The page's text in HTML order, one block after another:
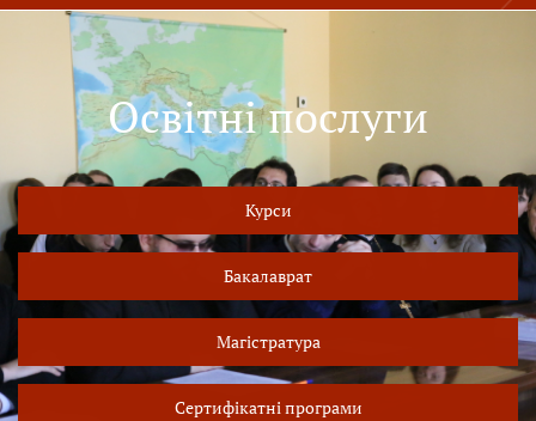
Освітні послуги
Курси
Бакалаврат
Магістратура
Сертифікатні програми